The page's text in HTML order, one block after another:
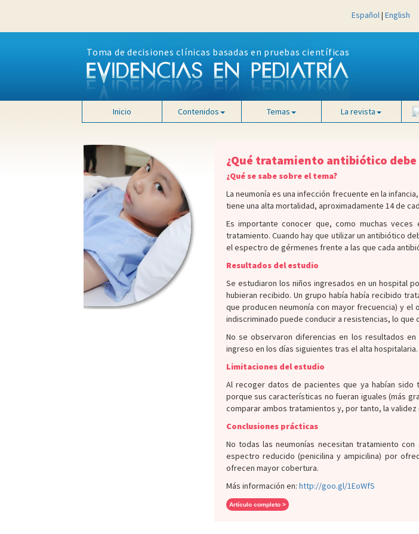
Español| English
Toma de decisiones clínicas basadas en pruebas científicas
Inicio Contenidos Temas La revista
¿Qué tratamiento antibiótico
¿Qué se sabe sobre el tema?
La neumonía es una infección frecuente en la
tiene una alta mortalidad, aproximadamente 14 de
Es importante conocer que, como muchas
tratamiento. Cuando hay que utilizar un antibiótico
el espectro de gérmenes frente a las que cada
Resultados del estudio
Se estudiaron los niños ingresados en un hospital
hubieran recibido. Un grupo había había recibido
que producen neumonía con mayor frecuencia) y
indiscriminado puede conducir a resistencias, lo
No se observaron diferencias en los resultados
ingreso en los días siguientes tras el alta hospitalaria.
Limitaciones del estudio
Al recoger datos de pacientes que ya habían
porque sus características no fueran iguales (más
comparar ambos tratamientos y, por tanto, la validez
Conclusiones prácticas
No todas las neumonías necesitan tratamiento
espectro reducido (penicilina y ampicilina) por
ofrecen mayor cobertura.
Más información en: http://goo.gl/1EoWfS
Artículo completo >